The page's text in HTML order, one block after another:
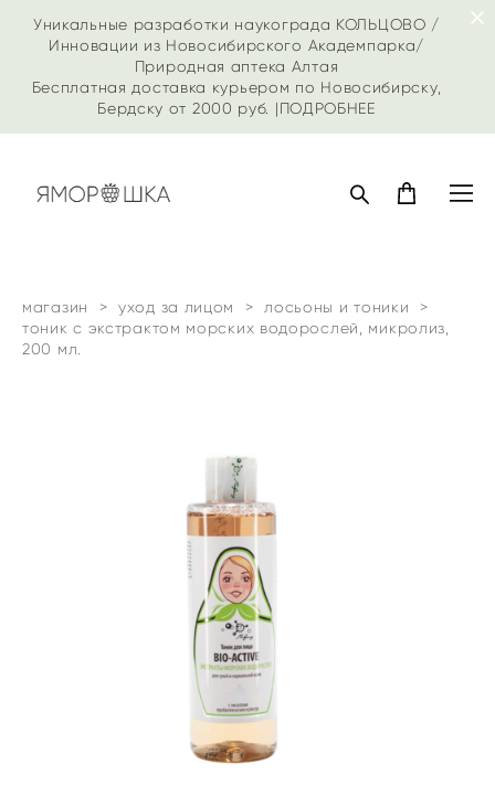
Уникальные разработки наукограда КОЛЬЦОВО /
Инновации из Новосибирского Академпарка/
Природная аптека Алтая
Бесплатная доставка курьером по Новосибирску,
Бердску от 2000 руб. |ПОДРОБНЕЕ
магазин > уход за лицом > лосьоны и тоники
>
тоник с экстрактом морских водорослей, микролиз,
200 мл.